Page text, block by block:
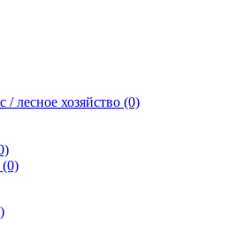
/ лесное хозяйство (0)
(0)